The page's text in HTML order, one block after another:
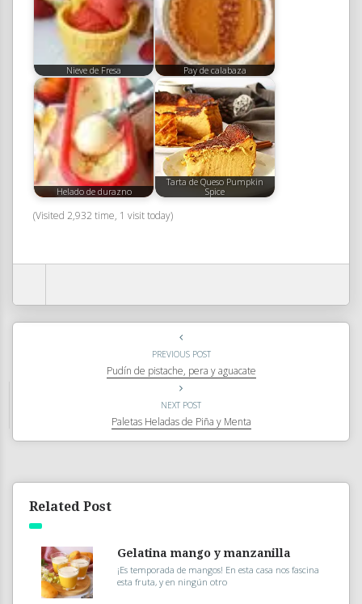
Nieve de Fresa Pay de calabaza
Helado de durazno
Tarta de Queso Pumpkin
Spice
(Visited 2,932 time, 1 visit today)
PREVIOUS POST
Pudín de pistache, pera y aguacate
NEXT POST
Paletas Heladas de Piña y Menta
Related Post
Gelatina mango y manzanilla
¡Es temporada de mangos! En esta casa nos fascina
esta fruta, y en ningún otro